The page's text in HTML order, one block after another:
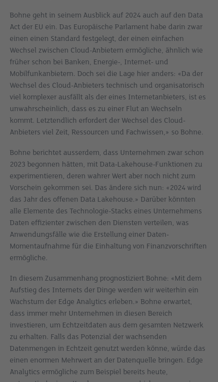
Bohne geht in seinem Ausblick auf 2024 auch auf den Data
Act der EU ein. Das Europäische Parlament habe darin zwar
einen einen Standard festgelegt, der einen einfachen
Wechsel zwischen Cloud-Anbietern ermögliche, ähnlich wie
früher schon bei Banken, Energie-, Internet- und
Mobilfunkanbietern. Doch sei die Lage hier anders: «Da der
Wechsel des Cloud-Anbieters technisch und organisatorisch
viel komplexer ausfällt als der eines Internetanbieters, ist es
unwahrscheinlich, dass es zu einer Flut an Wechseln
kommt. Letztendlich erfordert der Wechsel des Cloud-
Anbieters viel Zeit, Ressourcen und Fachwissen,» so Bohne.
Bohne berichtet ausserdem, dass Unternehmen zwar schon
2023 begonnen hätten, mit Data-Lakehouse-Funktionen zu
experimentieren, deren wahrer Wert aber noch nicht zum
Vorschein gekommen sei. Das ändere sich nun: «2024 wird
das Jahr des offenen Data Lakehouse.» Darüber könnten
alle Elemente des Technologie-Stacks eines Unternehmens
Daten effizienter zwischen den Diensten verteilen, was
Anwendungsfälle wie die Erstellung einer Daten-
Momentaufnahme für die Einhaltung von Finanzvorschriften
ermögliche.
In diesem Zusammenhang prognostiziert Bohne: «Mit dem
Aufstieg des Internets der Dinge werden wir weiterhin ein
Wachstum der Edge Analytics erleben.» Bohne erwartet,
dass immer mehr Unternehmen in diesen Bereich
investieren, um Echtzeitdaten aus dem gesamten Netzwerk
zu erhalten. Falls das Potenzial der wachsenden
Datenmengen in Echtzeit genutzt werden könne, würde das
einen enormen Mehrwert an der Datenquelle bringen. Edge
Analytics ermögliche zum Beispiel bereits heute,